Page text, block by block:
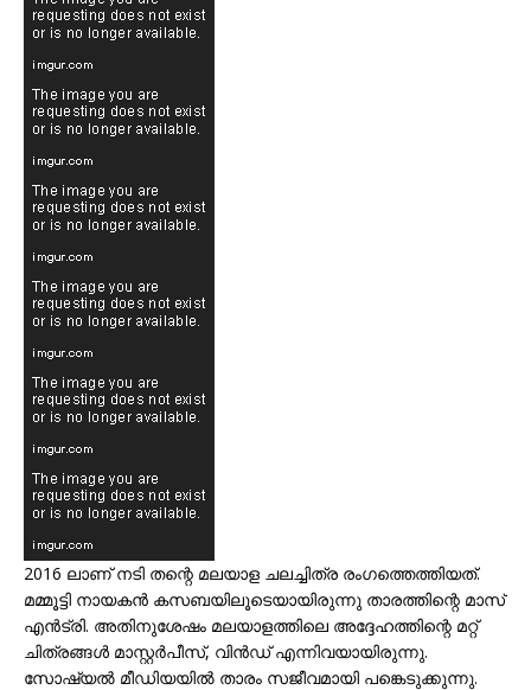
2016 ലാണ് നടി തന്റെ മലയാള ചലച്ചിത്ര രംഗത്തെത്തിയത്.
മമ്മൂട്ടി നായകൻ കസബയിലൂടെയായിരുന്നു താരത്തിന്റെ മാസ്
എൻട്രി. അതിനുശേഷം മലയാളത്തിലെ അദ്ദേഹത്തിന്റെ മറ്റ്
ചിത്രങ്ങൾ മാസ്റ്റർപീസ്, വിൻഡ് എന്നിവയായിരുന്നു.
സോഷ്യൽ മീഡിയയിൽ താരം സജീവമായി പങ്കെടുക്കുന്നു.